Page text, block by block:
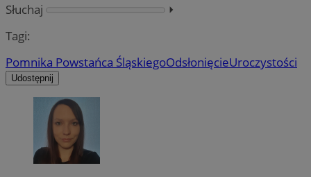
Słuchaj
⏵︎
Tagi:
Pomnika Powstańca ŚląskiegoOdsłonięcieUroczystości
Udostępnij